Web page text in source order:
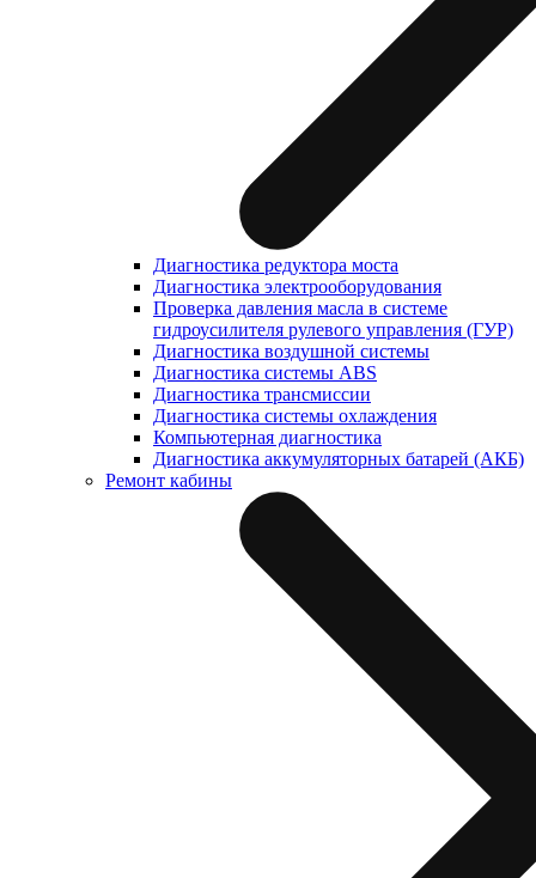
Диагностика редуктора моста
Диагностика электрооборудования
Проверка давления масла в системе
гидроусилителя рулевого управления (ГУР)
Диагностика воздушной системы
Диагностика системы ABS
Диагностика трансмиссии
Диагностика системы охлаждения
Компьютерная диагностика
Диагностика аккумуляторных батарей (АКБ)
Ремонт кабины